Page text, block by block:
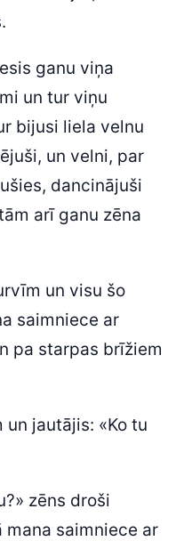
ganu viņa
un tur viņu
bijusi liela velnu
un velni, par
dancinājuši
arī ganu zēna
un visu šo
saimniece ar
pa starpas brīžiem
jautājis: «Ko tu
zēns droši
mana saimniece ar